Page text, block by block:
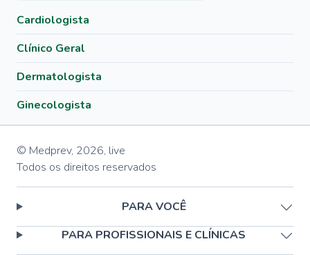
Cardiologista
Clínico Geral
Dermatologista
Ginecologista
© Medprev, 2026, live
Todos os direitos reservados
PARA VOCÊ
PARA PROFISSIONAIS E CLÍNICAS